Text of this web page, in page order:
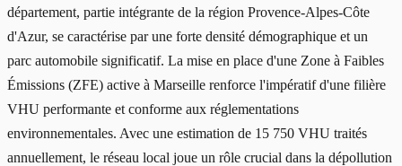
département, partie intégrante de la région Provence-Alpes-Côte
d'Azur, se caractérise par une forte densité démographique et un
parc automobile significatif. La mise en place d'une Zone à Faibles
Émissions (ZFE) active à Marseille renforce l'impératif d'une filière
VHU performante et conforme aux réglementations
environnementales. Avec une estimation de 15 750 VHU traités
annuellement, le réseau local joue un rôle crucial dans la dépollution